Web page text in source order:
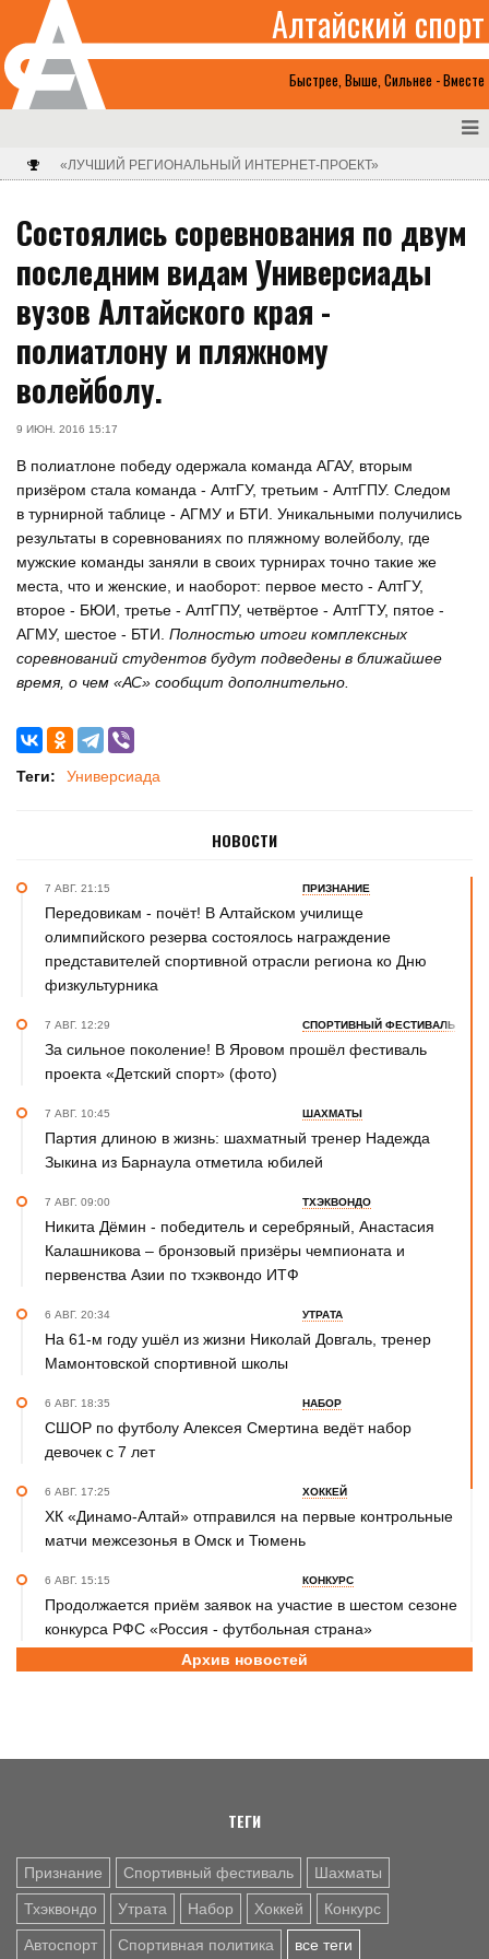
Быстрее, Выше, Сильнее - Вместе
Алтайский спорт
«ЛУЧШИЙ РЕГИОНАЛЬНЫЙ ИНТЕРНЕТ-ПРОЕКТ»
Состоялись соревнования по двум
последним видам Универсиады
вузов Алтайского края -
полиатлону и пляжному
волейболу.
9 ИЮН. 2016 15:17
В полиатлоне победу одержала команда АГАУ, вторым
призёром стала команда - АлтГУ, третьим - АлтГПУ. Следом
в турнирной таблице - АГМУ и БТИ. Уникальными получились
результаты в соревнованиях по пляжному волейболу, где
мужские команды заняли в своих турнирах точно такие же
места, что и женские, и наоборот: первое место - АлтГУ,
второе - БЮИ, третье - АлтГПУ, четвёртое - АлтГТУ, пятое -
АГМУ, шестое - БТИ. Полностью итоги комплексных
соревнований студентов будут подведены в ближайшее
время, о чем «АС» сообщит дополнительно.
Теги: Универсиада
НОВОСТИ
7 АВГ. 21:15 ПРИЗНАНИЕ
Передовикам - почёт! В Алтайском училище
олимпийского резерва состоялось награждение
представителей спортивной отрасли региона ко Дню
физкультурника
7 АВГ. 12:29 СПОРТИВНЫЙ ФЕСТИВАЛЬ
За сильное поколение! В Яровом прошёл фестиваль
проекта «Детский спорт» (фото)
7 АВГ. 10:45 ШАХМАТЫ
Партия длиною в жизнь: шахматный тренер Надежда
Зыкина из Барнаула отметила юбилей
7 АВГ. 09:00 ТХЭКВОНДО
Никита Дёмин - победитель и серебряный, Анастасия
Калашникова – бронзовый призёры чемпионата и
первенства Азии по тхэквондо ИТФ
6 АВГ. 20:34 УТРАТА
На 61-м году ушёл из жизни Николай Довгаль, тренер
Мамонтовской спортивной школы
6 АВГ. 18:35 НАБОР
СШОР по футболу Алексея Смертина ведёт набор
девочек с 7 лет
6 АВГ. 17:25 ХОККЕЙ
ХК «Динамо-Алтай» отправился на первые контрольные
матчи межсезонья в Омск и Тюмень
6 АВГ. 15:15 КОНКУРС
Продолжается приём заявок на участие в шестом сезоне
конкурса РФС «Россия - футбольная страна»
СПОРТИВНАЯ ПОЛИТИКА
6 АВГ. 12:55 ГРЕБЛЯ НА БАЙДАРКАХ И КАНОЭ
Архив новостей
ТЕГИ
Признание Спортивный фестиваль Шахматы
Тхэквондо Утрата Набор Хоккей Конкурс
Автоспорт Спортивная политика все теги